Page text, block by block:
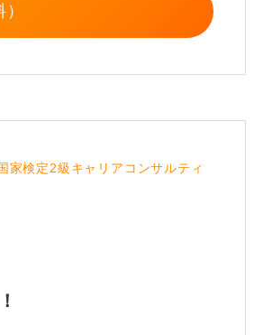
家検定2級キャリアコンサルティ